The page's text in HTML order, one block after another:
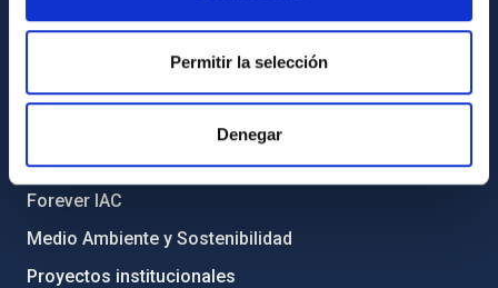
Permitir la selección
Denegar
Transparencia
Código ético y política antifraude
Igualdad y diversidad de género
Forever IAC
Medio Ambiente y Sostenibilidad
Proyectos institucionales